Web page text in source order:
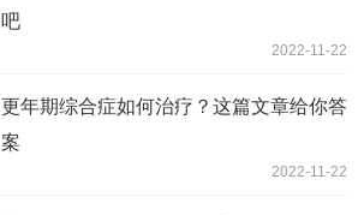
吧
2022-11-22
更年期综合症如何治疗？这篇文章给你答
案
2022-11-22